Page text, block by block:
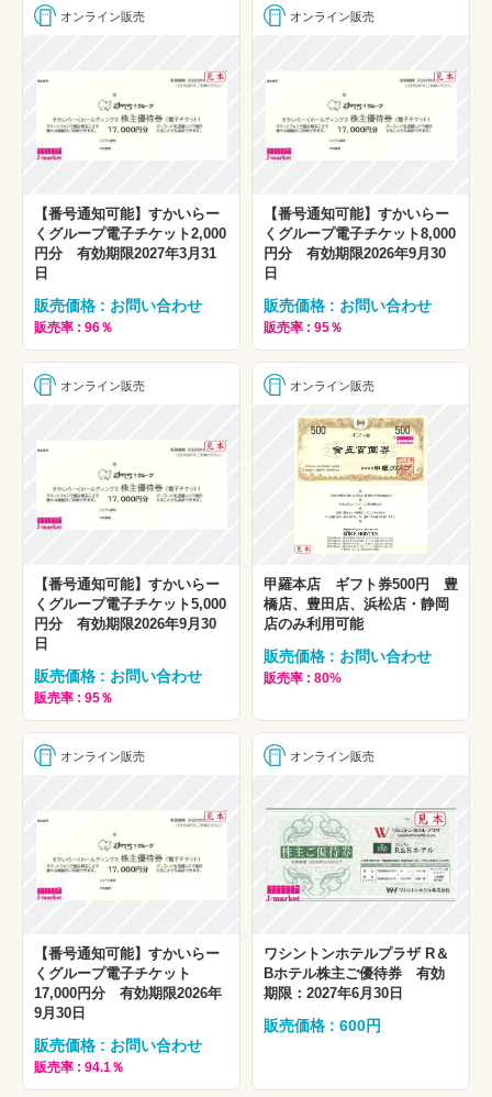
オンライン販売
【番号通知可能】すかいらー
くグループ電子チケット2,000
円分 有効期限2027年3月31
日
販売価格 : お問い合わせ
販売率 : 96％
オンライン販売
【番号通知可能】すかいらー
くグループ電子チケット8,000
円分 有効期限2026年9月30
日
販売価格 : お問い合わせ
販売率 : 95％
オンライン販売
【番号通知可能】すかいらー
くグループ電子チケット5,000
円分 有効期限2026年9月30
日
販売価格 : お問い合わせ
販売率 : 95％
オンライン販売
甲羅本店 ギフト券500円 豊
橋店、豊田店、浜松店・静岡
店のみ利用可能
販売価格 : お問い合わせ
販売率 : 80%
オンライン販売
【番号通知可能】すかいらー
くグループ電子チケット
17,000円分 有効期限2026年
9月30日
販売価格 : お問い合わせ
販売率 : 94.1％
オンライン販売
ワシントンホテルプラザ R＆
Bホテル株主ご優待券 有効
期限：2027年6月30日
販売価格 : 600円